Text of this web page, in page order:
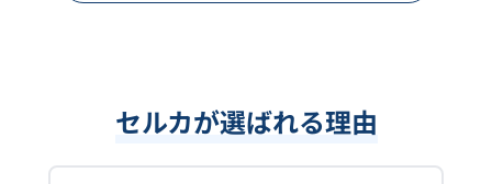
セルカが選ばれる理由